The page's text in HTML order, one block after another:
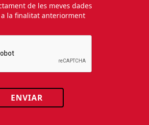
de les meves dades
la finalitat anteriorment
ENVIAR